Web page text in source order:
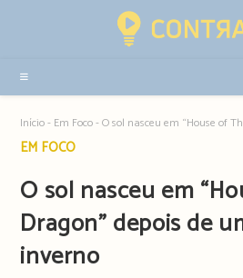
sidebar
Início- Em Foco-O sol nasceu em “House of
Post
EM FOCO
O sol nasceu em
Dragon” depois de
inverno